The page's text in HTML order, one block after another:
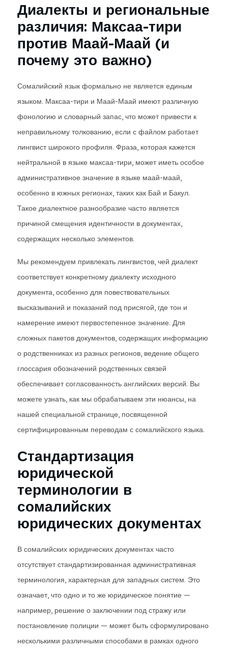
Диалекты и региональные
различия: Максаа-тири
против Маай-Маай (и
почему это важно)
Сомалийский язык формально не является единым
языком. Максаа-тири и Маай-Маай имеют различную
фонологию и словарный запас, что может привести к
неправильному толкованию, если с файлом работает
лингвист широкого профиля. Фраза, которая кажется
нейтральной в языке максаа-тири, может иметь особое
административное значение в языке маай-маай,
особенно в южных регионах, таких как Бай и Бакул.
Такое диалектное разнообразие часто является
причиной смещения идентичности в документах,
содержащих несколько элементов.
Мы рекомендуем привлекать лингвистов, чей диалект
соответствует конкретному диалекту исходного
документа, особенно для повествовательных
высказываний и показаний под присягой, где тон и
намерение имеют первостепенное значение. Для
сложных пакетов документов, содержащих информацию
о родственниках из разных регионов, ведение общего
глоссария обозначений родственных связей
обеспечивает согласованность английских версий. Вы
можете узнать, как мы обрабатываем эти нюансы, на
нашей специальной странице, посвященной
сертифицированным переводам с сомалийского языка.
Стандартизация
юридической
терминологии в
сомалийских
юридических документах
В сомалийских юридических документах часто
отсутствует стандартизированная административная
терминология, характерная для западных систем. Это
означает, что одно и то же юридическое понятие —
например, решение о заключении под стражу или
постановление полиции — может быть сформулировано
несколькими различными способами в рамках одного